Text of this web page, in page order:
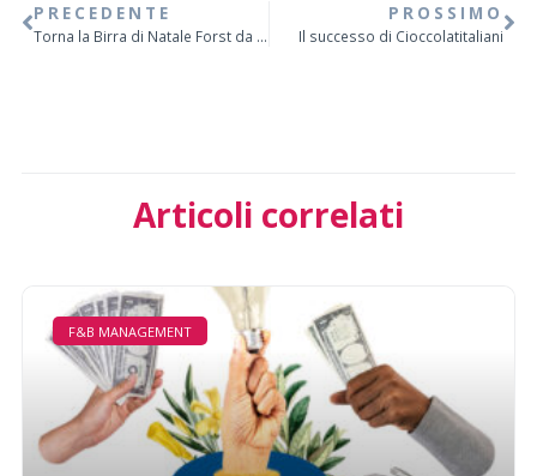
PRECEDENTE
Torna la Birra di Natale Forst da collezionare
PROSSIMO
Il successo di Cioccolatitaliani
Articoli correlati
F&B MANAGEMENT